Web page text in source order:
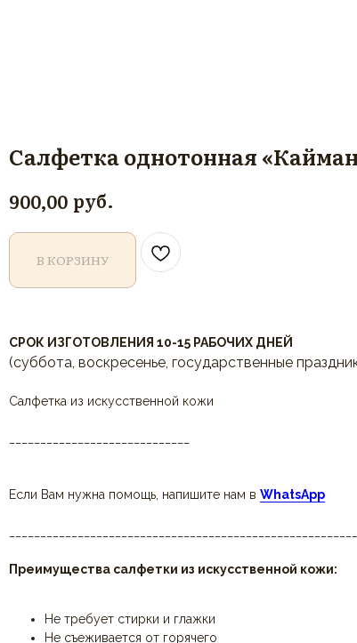
Салфетка однотонная
900,00 руб.
В КОРЗИНУ
СРОК ИЗГОТОВЛЕНИЯ 10-15 РАБОЧИХ ДНЕЙ
(суббота, воскресенье, государственные
Салфетка из искусственной кожи
Если Вам нужна помощь, напишите нам в WhatsApp
Преимущества салфетки из искусственной кожи:
Не требует стирки и глажки
Не съеживается от горячего